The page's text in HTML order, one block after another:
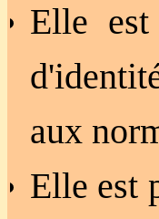
Elle
aux
Elle est